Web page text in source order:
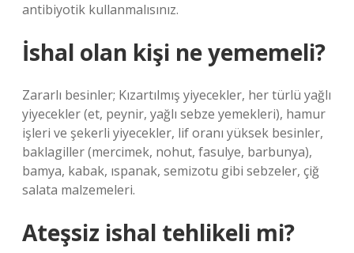
antibiyotik kullanmalısınız.
İshal olan kişi ne yememeli?
Zararlı besinler; Kızartılmış yiyecekler, her türlü yağlı
yiyecekler (et, peynir, yağlı sebze yemekleri), hamur
işleri ve şekerli yiyecekler, lif oranı yüksek besinler,
baklagiller (mercimek, nohut, fasulye, barbunya),
bamya, kabak, ıspanak, semizotu gibi sebzeler, çiğ
salata malzemeleri.
Ateşsiz ishal tehlikeli mi?